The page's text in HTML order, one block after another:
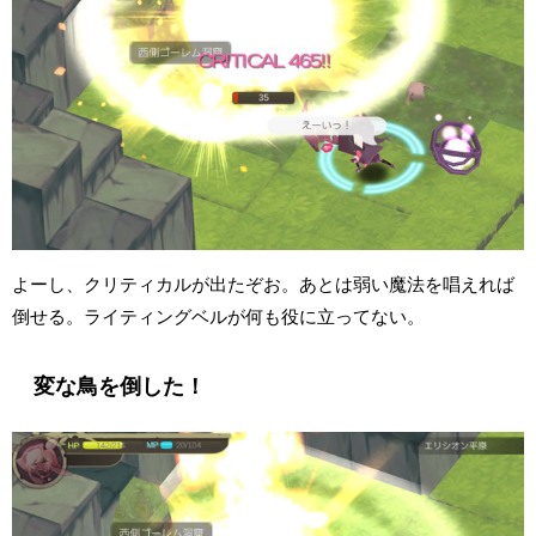
よーし、クリティカルが出たぞお。あとは弱い魔法を唱えれば
倒せる。ライティングベルが何も役に立ってない。
変な鳥を倒した！